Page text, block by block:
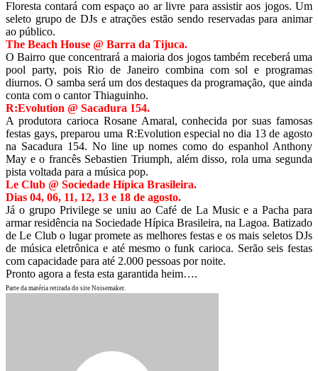
Floresta contará com espaço ao ar livre para assistir aos jogos. Um
seleto grupo de DJs e atrações estão sendo reservadas para animar
ao público.
The Beach House @ Barra da Tijuca.
O Bairro que concentrará a maioria dos jogos também receberá uma
pool party, pois Rio de Janeiro combina com sol e programas
diurnos. O samba será um dos destaques da programação, que ainda
conta com o cantor Thiaguinho.
R:Evolution @ Sacadura 154.
A produtora carioca Rosane Amaral, conhecida por suas famosas
festas gays, preparou uma R:Evolution especial no dia 13 de agosto
na Sacadura 154. No line up nomes como do espanhol Anthony
May e o francês Sebastien Triumph, além disso, rola uma segunda
pista voltada para a música pop.
Le Club @ Sociedade Hípica Brasileira.
Dias 04, 06, 11, 12, 13 e 18 de agosto.
Já o grupo Privilege se uniu ao Café de La Music e a Pacha para
armar residência na Sociedade Hípica Brasileira, na Lagoa. Batizado
de Le Club o lugar promete as melhores festas e os mais seletos DJs
de música eletrônica e até mesmo o funk carioca. Serão seis festas
com capacidade para até 2.000 pessoas por noite.
Pronto agora a festa esta garantida heim….
Parte da matéria retirada do site Noisemaker.